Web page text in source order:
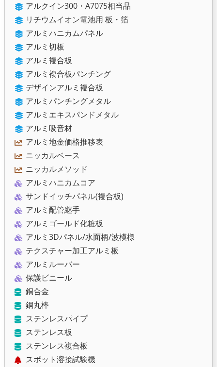
アルクイン300・A7075相当品
リチウムイオン電池用 板・箔
アルミハニカムパネル
アルミ切板
アルミ複合板
アルミ複合板パンチング
デザインアルミ複合板
アルミパンチングメタル
アルミエキスパンドメタル
アルミ吸音材
アルミ地金価格推移表
ニッカルベース
ニッカルメソッド
アルミハニカムコア
サンドイッチパネル(複合板)
アルミ配管継手
アルミゴールド化粧板
アルミ3Dパネル/水面柄/波模様
テクスチャー加工アルミ板
アルミルーバー
保護ビニール
銅合金
銅丸棒
ステンレスパイプ
ステンレス板
ステンレス複合板
スポット溶接試験機